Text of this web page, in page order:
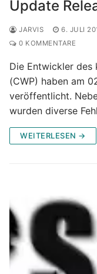
Update
JARVIS 6. JULI
0 KOMMENTARE
Die Entwickler des
(CWP) haben am
veröffentlicht.
wurden diverse
WEITERLESEN →